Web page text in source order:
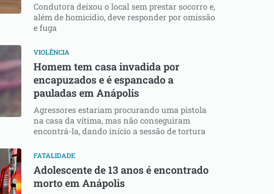
Condutora deixou o local sem prestar socorro e,
além de homicídio, deve responder por omissão
e fuga
VIOLÊNCIA
Homem tem casa invadida por
encapuzados e é espancado a
pauladas em Anápolis
Agressores estariam procurando uma pistola
na casa da vítima, mas não conseguiram
encontrá-la, dando início a sessão de tortura
FATALIDADE
Adolescente de 13 anos é encontrado
morto em Anápolis